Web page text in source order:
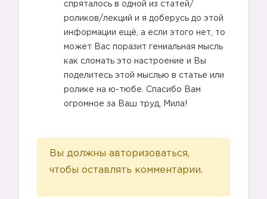
спряталось в одной из статей/
роликов/лекций и я доберусь до этой
информации ещё, а если этого нет, то
может Вас поразит гениальная мысль
как сломать это настроение и Вы
поделитесь этой мыслью в статье или
ролике на ю-тюбе. Спасибо Вам
огромное за Ваш труд, Мила!
Вы должны авторизоваться,
чтобы оставлять комментарии.